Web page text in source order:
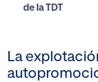
de la TDT
La